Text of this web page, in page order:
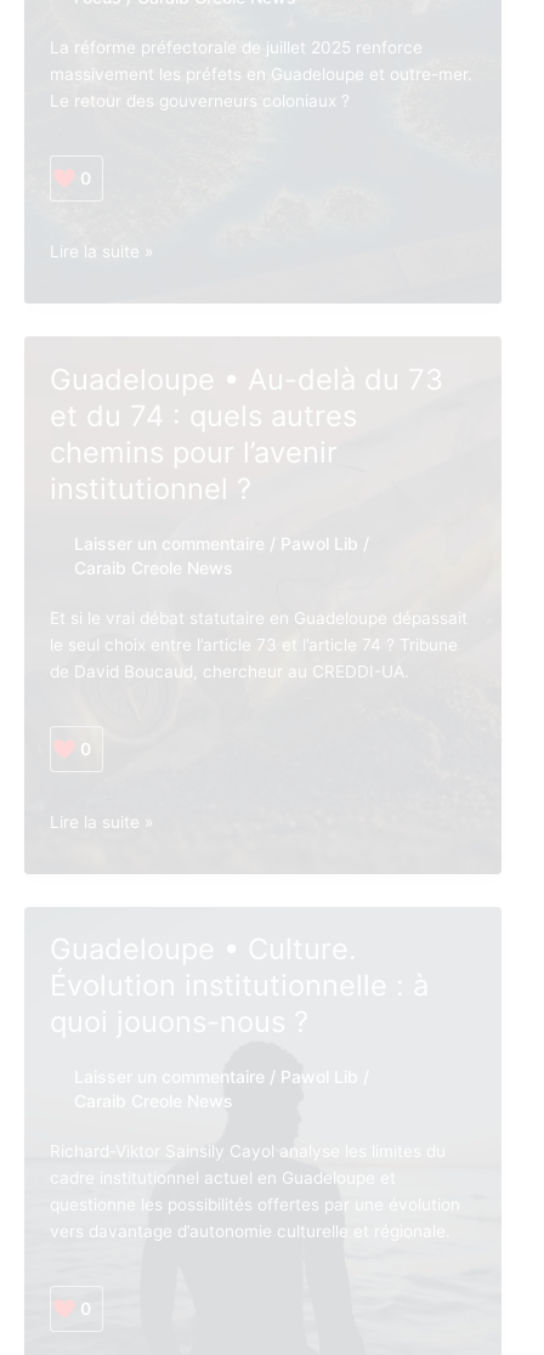
La réforme préfectorale de juillet 2025 renforce
massivement les préfets en Guadeloupe et outre-mer.
Le retour des gouverneurs coloniaux ?
0
Guadeloupe •
La
ou
le
retour
officiel
des
Lire la suite »
Guadeloupe • Au-delà du 73
et du 74 : quels autres
chemins pour l’avenir
institutionnel ?
Laisser un commentaire / Pawol Lib /
Caraib Creole News
Et si le vrai débat statutaire en Guadeloupe dépassait
le seul choix entre l’article 73 et l’article 74 ? Tribune
de David Boucaud, chercheur au CREDDI-UA.
0
Guadeloupe •
delà
et
pour
l’avenir
institutionnel
Lire la suite »
Guadeloupe • Culture.
Laisser un commentaire / Pawol Lib
Caraib Creole News
Richard-Viktor Sainsily Cayol analyse les limites du
cadre institutionnel actuel en Guadeloupe et
questionne les possibilités offertes par une évolution
vers davantage d’autonomie culturelle et régionale.
0